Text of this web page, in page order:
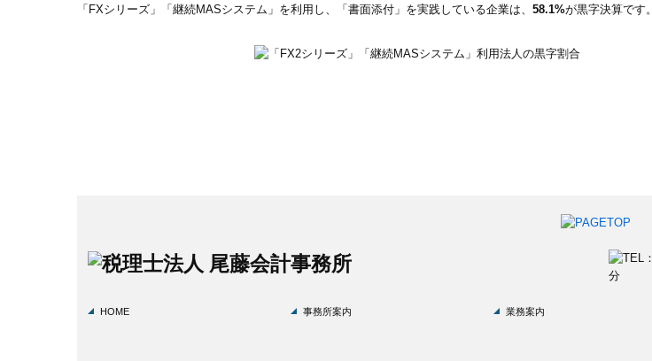
「FXシリーズ」「継続MASシステム」を利用し、「書面添付」を実践している企業は、 58.1%が黒字決算です。
HOME 事務所案内 業務案内